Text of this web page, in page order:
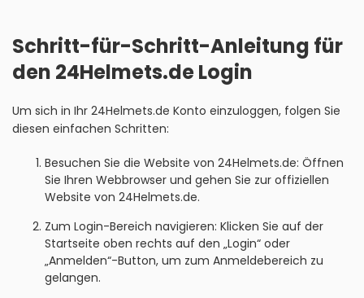
Schritt-für-Schritt-Anleitung für
den 24Helmets.de Login
Um sich in Ihr 24Helmets.de Konto einzuloggen, folgen Sie
diesen einfachen Schritten:
Besuchen Sie die Website von 24Helmets.de: Öffnen
Sie Ihren Webbrowser und gehen Sie zur offiziellen
Website von 24Helmets.de.
Zum Login-Bereich navigieren: Klicken Sie auf der
Startseite oben rechts auf den „Login“ oder
„Anmelden“-Button, um zum Anmeldebereich zu
gelangen.